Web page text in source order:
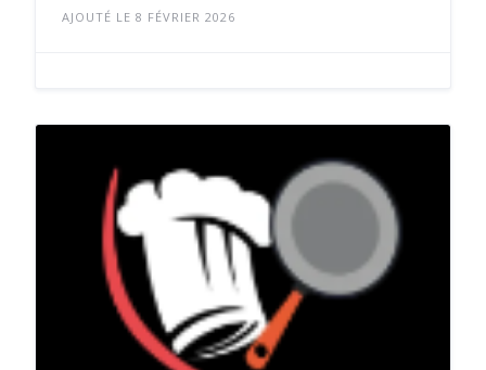
AJOUTÉ LE 8 FÉVRIER 2026